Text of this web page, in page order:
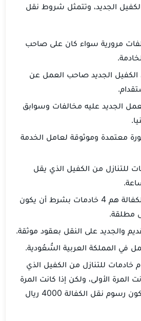
الجديد، وتتمثل شروط نقل
مرورية سواء كان على صاحب
الجديد صاحب العمل عن
الجديد عليه مخالفات وسوابق
معتمدة وموثوقة لعامل الخدمة
للتنازل من الكفيل الذي يقل
أقصي عدد لنقل الكفالة هم 4 خادمات بشرط أن يكون
مطلقة.
والجديد على النقل بعقود موثقة.
في المملكة العربية السُّعُودية.
للتنازل من الكفيل الذي
إذا كانت المرة الأولى، ولكن إذا كانت المرة
الثانية في النقل تكون رسوم نقل الكفالة 4000 ريال